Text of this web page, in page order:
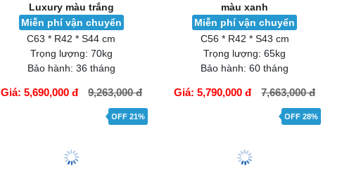
Két sắt việt tiệp BO63FE
Luxury màu trắng
Miễn phí vận chuyển
C63 * R42 * S44 cm
70kg
36 tháng
Giá: 5,690,000 đ
Két sắt việt tiệp BO56BF Pro
màu xanh
Miễn phí vận chuyển
C56 * R42 * S43 cm
65kg
60 tháng
Giá: 5,790,000 đ